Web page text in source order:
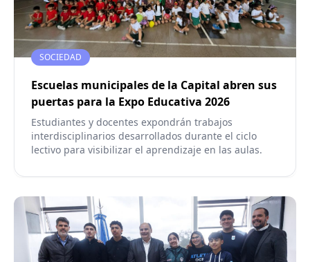
SOCIEDAD
Escuelas municipales de la Capital abren sus
puertas para la Expo Educativa 2026
Estudiantes y docentes expondrán trabajos
interdisciplinarios desarrollados durante el ciclo
lectivo para visibilizar el aprendizaje en las aulas.